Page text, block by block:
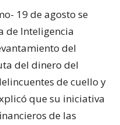
19 de agosto se
de Inteligencia
del
del dinero del
de cuello y
que su iniciativa
de las